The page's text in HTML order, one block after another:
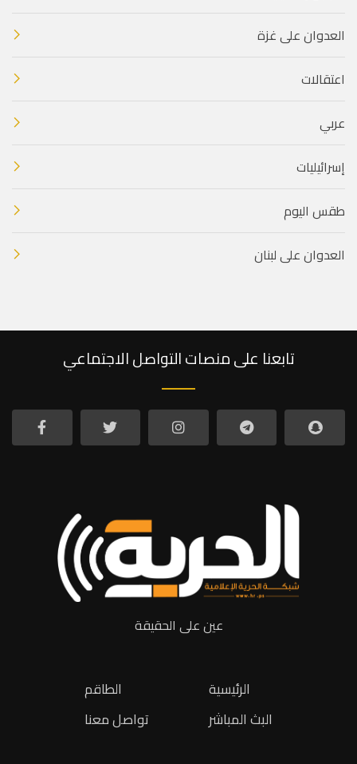
العدوان على غزة
اعتقالات
عربي
إسرائيليات
طقس اليوم
العدوان على لبنان
تابعنا على منصات التواصل الاجتماعي
عين على الحقيقة
الطاقم
تواصل معنا
الرئيسية
البث المباشر